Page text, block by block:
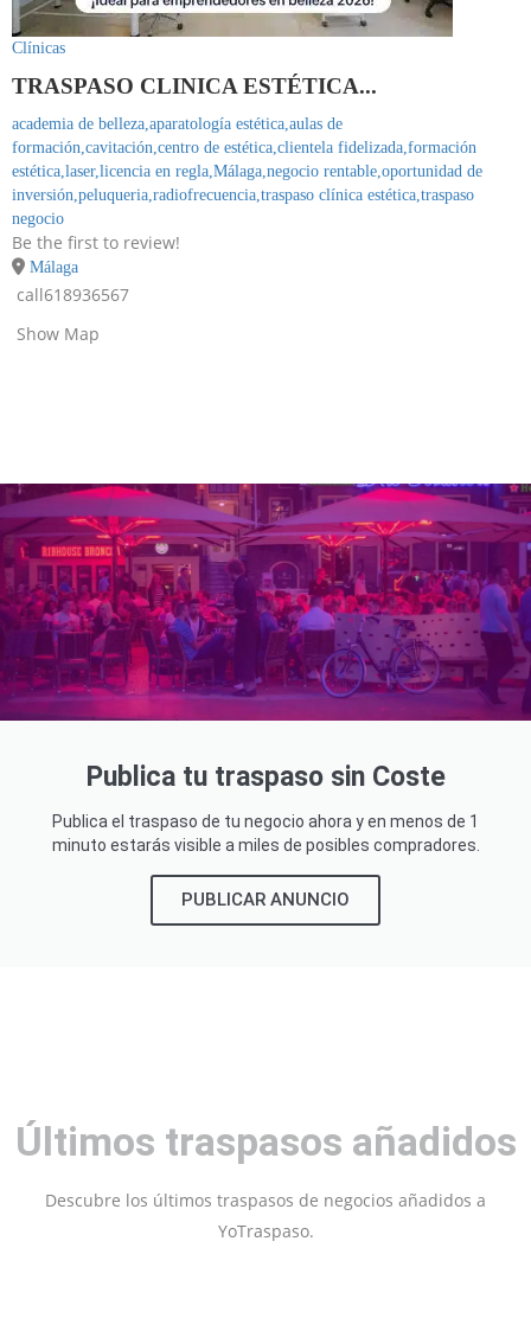
Clínicas
TRASPASO CLINICA ESTÉTICA...
academia de belleza,aparatología estética,aulas de
formación,cavitación,centro de estética,clientela fidelizada,formación
estética,laser,licencia en regla,Málaga,negocio rentable,oportunidad de
inversión,peluqueria,radiofrecuencia,traspaso clínica estética,traspaso
negocio
Be the first to review!
Málaga
call618936567
Show Map
Publica tu traspaso sin Coste
Publica el traspaso de tu negocio ahora y en menos de 1
minuto estarás visible a miles de posibles compradores.
PUBLICAR ANUNCIO
Últimos traspasos añadidos
Descubre los últimos traspasos de negocios añadidos a
YoTraspaso.